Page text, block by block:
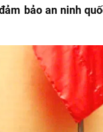
bảo an ninh